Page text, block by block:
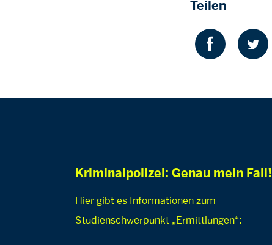
Teilen
Kriminalpolizei: Genau mein Fall!
Hier gibt es Informationen zum
Studienschwerpunkt „Ermittlungen“: